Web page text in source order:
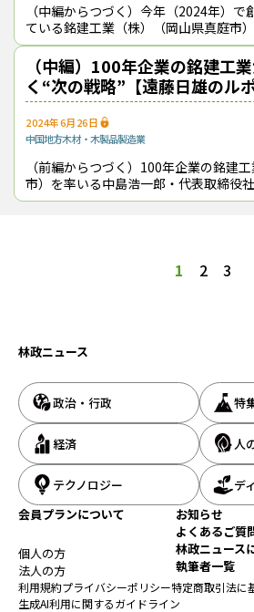
（中編からつづく）今年（2024年）
ている銘建工業（株）（岡山県真庭市
も事業規模を着実に拡大している。遠
活木（いきいき）森ネットワ
（中編）100年企業の銘建工
く“次の戦略”【遠藤日雄のル
論】
2024年6月26日
中国地方木材・木製品製造業
（前編からつづく）100年企業の銘建
市）を率いる中島浩一郎・代表取締役
戸という新設住宅着工戸数が20年もし
投
ー
ジ
り
1 2 3
林政ニュース
政治・行政 特
経済 人
テクノロジー
デ
会員プランについて
個人の方
法人の方
お知らせ
よくあるご質
林政ニュース
執筆者一覧
利用規約プライバシーポリシー特定商取引法に
生成AI利用に関するガイドライン